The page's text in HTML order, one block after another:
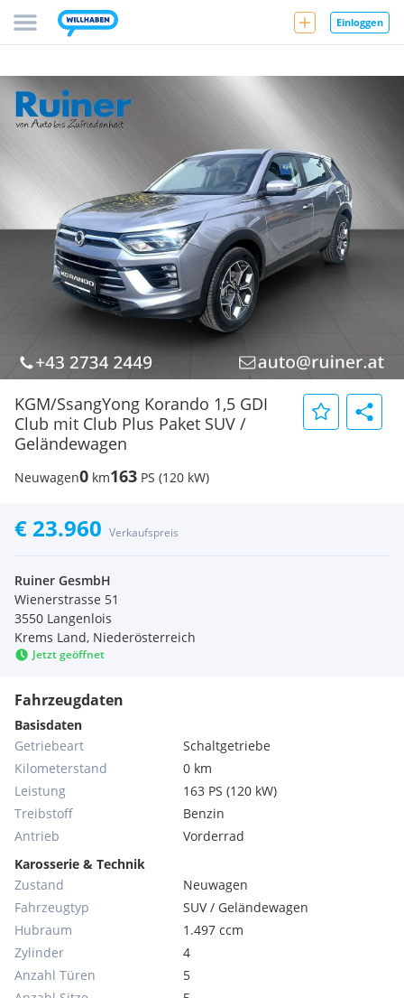
Einloggen
KGM/SsangYong Korando 1,5 GDI
Club mit Club Plus Paket SUV /
Geländewagen
Neuwagen0 km163 PS (120 kW)
€ 23.960 Verkaufspreis
Ruiner GesmbH
Wienerstrasse 51
3550 Langenlois
Krems Land, Niederösterreich
Jetzt geöffnet
Fahrzeugdaten
Basisdaten
Getriebeart
Schaltgetriebe
Kilometerstand
0 km
Leistung
163 PS (120 kW)
Treibstoff
Benzin
Antrieb
Vorderrad
Karosserie & Technik
Zustand
Neuwagen
Fahrzeugtyp
SUV / Geländewagen
Hubraum
1.497 ccm
Zylinder
4
Anzahl Türen
5